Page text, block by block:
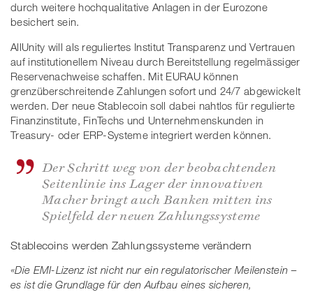
durch weitere hochqualitative Anlagen in der Eurozone
besichert sein.
AllUnity will als reguliertes Institut Transparenz und Vertrauen
auf institutionellem Niveau durch Bereitstellung regelmässiger
Reservenachweise schaffen. Mit EURAU können
grenzüberschreitende Zahlungen sofort und 24/7 abgewickelt
werden. Der neue Stablecoin soll dabei nahtlos für regulierte
Finanzinstitute, FinTechs und Unternehmenskunden in
Treasury- oder ERP-Systeme integriert werden können.
Der Schritt weg von der beobachtenden
Seitenlinie ins Lager der innovativen
Macher bringt auch Banken mitten ins
Spielfeld der neuen Zahlungssysteme
Stablecoins werden Zahlungssysteme verändern
«Die EMI-Lizenz ist nicht nur ein regulatorischer Meilenstein –
es ist die Grundlage für den Aufbau eines sicheren,